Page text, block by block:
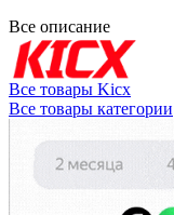
Все описание
Все товары Kicx
Все товары категории